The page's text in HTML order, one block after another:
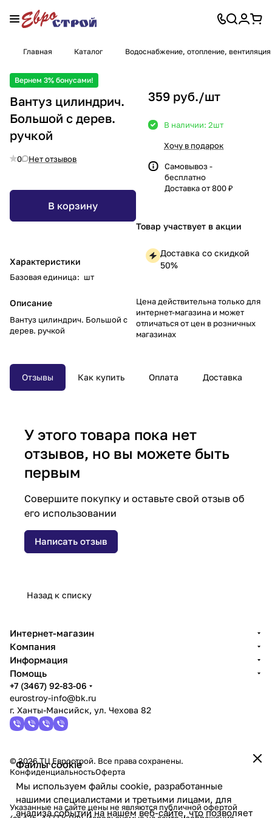
Главная Каталог Водоснабжение, отопление, вентиляция
Вернем 3% бонусами!
Вантуз цилиндрич.
Большой с дерев.
ручкой
0 Нет отзывов
В корзину
Характеристики
Базовая единица: шт
Описание
Вантуз цилиндрич. Большой с
дерев. ручкой
359 руб./шт
В наличии: 2шт
Хочу в подарок
Самовывоз -
бесплатно
Доставка от 800 ₽
Товар участвует в акции
Доставка со скидкой
50%
Цена действительна только для
интернет-магазина и может
отличаться от цен в розничных
магазинах
Отзывы Как купить Оплата Доставка
У этого товара пока нет
отзывов, но вы можете быть
первым
Совершите покупку и оставьте свой отзыв об
его использовании
Написать отзыв
Назад к списку
Файлы cookie
Мы используем файлы cookie, разработанные
нашими специалистами и третьими лицами, для
анализа событий на нашем веб-сайте, что позволяет
Интернет-магазин
Компания
Информация
Помощь
+7 (3467) 92-83-06
eurostroy-info@bk.ru
г. Ханты-Мансийск, ул. Чехова 82
© 2026 ТЦ Еврострой. Все права сохранены.
КонфиденциальностьОферта
Указанные на сайте цены не являются публичной офертой